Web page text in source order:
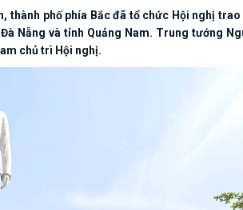
thành phố phía Bắc đã tổ chức Hội nghị
Nẵng và tỉnh Quảng Nam. Trung tướng
chủ trì Hội nghị.